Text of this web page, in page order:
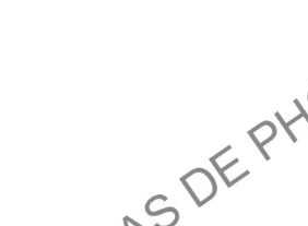
TOUS LES TARIFS AU M2
GUIDE : CHOIX PAR UTILISATION